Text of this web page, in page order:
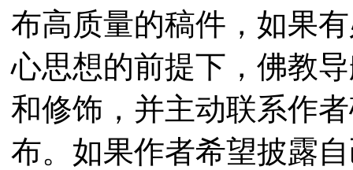
布高质量的稿件，如果
心思想的前提下，佛教
和修饰，并主动联系作
布。如果作者希望披露